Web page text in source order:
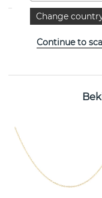
EIGENSCHAPPEN
Change
Continue to